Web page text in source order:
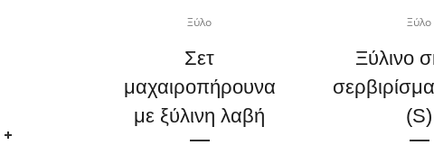
Ξύλο
Σετ
μαχαιροπήρουνα
με ξύλινη λαβή
Ξύλο
Ξύλινο
(S)